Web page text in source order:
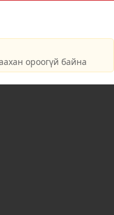
ороогүй байна